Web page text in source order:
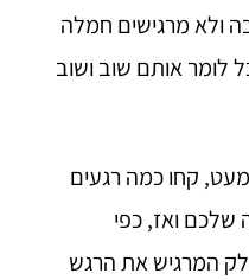
ולא מרגישים חמלה
לומר אותם שוב ושוב
קחו כמה רגעים
ואז, כפי
המרגיש את הרגש